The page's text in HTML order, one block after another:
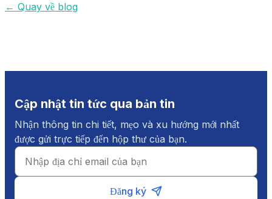
← Quay về blog
Cập nhật tin tức qua bản tin
Nhận thông tin chi tiết, mẹo và xu hướng mới nhất
được gửi trực tiếp đến hộp thư của bạn.
Đăng ký